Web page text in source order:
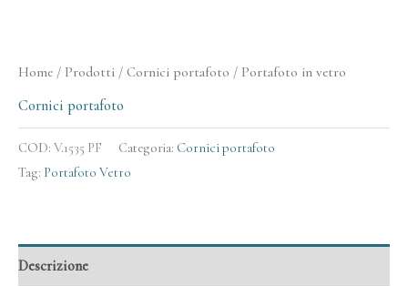
Home / Prodotti / Cornici portafoto / Portafoto in vetro
Cornici portafoto
COD: V.1535 PF Categoria: Cornici portafoto
Tag: Portafoto Vetro
Descrizione